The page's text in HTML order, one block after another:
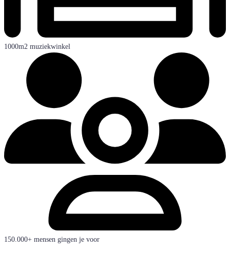
1000m2 muziekwinkel
150.000+ mensen gingen je voor